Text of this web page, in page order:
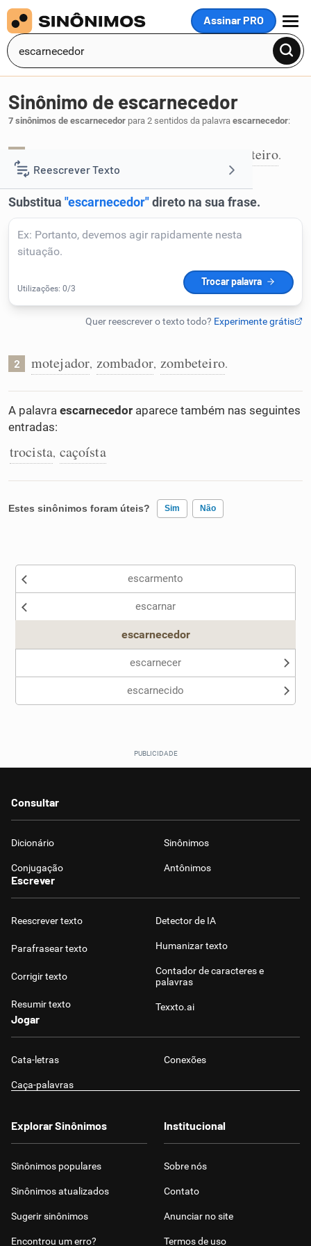
Assinar PRO
MENU
Reescrever Texto
Resumir Texto
Corrigir Texto
Detector de IA
Humanizador de IA
Cata-letras
Caça-palavras
Sinônimo de escarnecedor
7 sinônimos de escarnecedor para 2 sentidos da palavra escarnecedor:
zombeteiro.
2 motejador, zombador, zombeteiro.
A palavra escarnecedor aparece também nas seguintes
entradas:
trocista, caçoísta
Estes sinônimos foram úteis? Sim Não
Nenhum dos sinônimos apresentados me ajudou
escarmento
escarnar
escarnecedor
escarnecer
escarnecido
Consultar
Dicionário Sinônimos
Conjugação Antônimos
Escrever
Reescrever texto
Parafrasear texto
Corrigir texto
Resumir texto
Detector de IA
Humanizar texto
Contador de caracteres e
palavras
Texxto.ai
Jogar
Cata-letras Conexões
Caça-palavras
Explorar Sinônimos
Sinônimos populares
Sinônimos atualizados
Sugerir sinônimos
Encontrou um erro?
Institucional
Sobre nós
Contato
Anunciar no site
Termos de uso